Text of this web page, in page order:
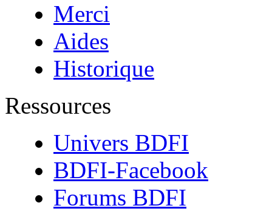
Merci
Aides
Historique
Ressources
Univers BDFI
BDFI-Facebook
Forums BDFI